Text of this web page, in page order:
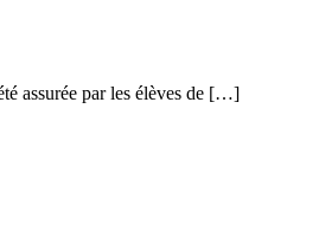
assurée par les élèves de […]